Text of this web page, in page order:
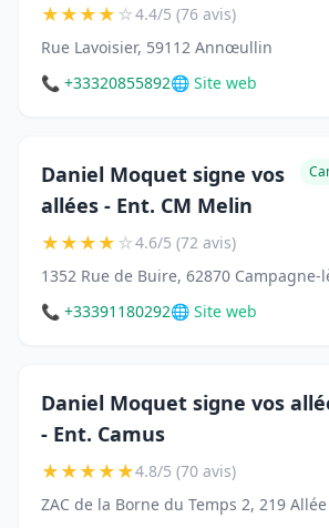
★★★★☆4.4/5 (76 avis)
Rue Lavoisier, 59112 Annœullin
📞 +33320855892🌐 Site web
Daniel Moquet signe vos
allées - Ent. CM Melin
★★★★☆4.6/5 (72 avis)
1352 Rue de Buire, 62870 Campagne-
📞 +33391180292🌐 Site web
Daniel Moquet signe vos
- Ent. Camus
★★★★★4.8/5 (70 avis)